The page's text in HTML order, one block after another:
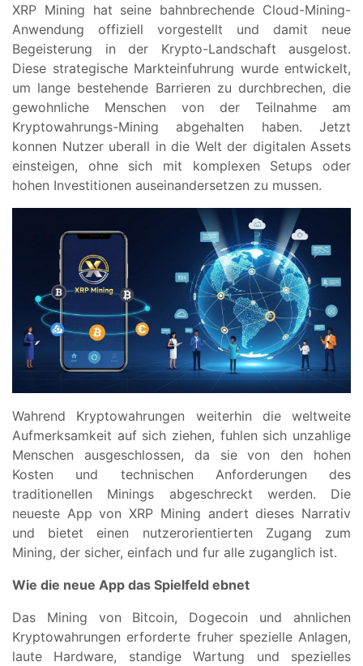
XRP Mining hat seine bahnbrechende Cloud-Mining-
Anwendung offiziell vorgestellt und damit neue
Begeisterung in der Krypto-Landschaft ausgelost.
Diese strategische Markteinfuhrung wurde entwickelt,
um lange bestehende Barrieren zu durchbrechen, die
gewohnliche Menschen von der Teilnahme am
Kryptowahrungs-Mining abgehalten haben. Jetzt
konnen Nutzer uberall in die Welt der digitalen Assets
einsteigen, ohne sich mit komplexen Setups oder
hohen Investitionen auseinandersetzen zu mussen.
Wahrend Kryptowahrungen weiterhin die weltweite
Aufmerksamkeit auf sich ziehen, fuhlen sich unzahlige
Menschen ausgeschlossen, da sie von den hohen
Kosten und technischen Anforderungen des
traditionellen Minings abgeschreckt werden. Die
neueste App von XRP Mining andert dieses Narrativ
und bietet einen nutzerorientierten Zugang zum
Mining, der sicher, einfach und fur alle zuganglich ist.
Wie die neue App das Spielfeld ebnet
Das Mining von Bitcoin, Dogecoin und ahnlichen
Kryptowahrungen erforderte fruher spezielle Anlagen,
laute Hardware, standige Wartung und spezielles